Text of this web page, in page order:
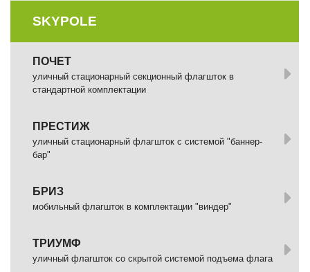
SKYPOLE
ПОЧЕТ
уличный стационарный секционный флагшток в
стандартной комплектации
ПРЕСТИЖ
уличный стационарный флагшток с системой "баннер-
бар"
БРИЗ
мобильный флагшток в комплектации "виндер"
ТРИУМФ
уличный флагшток со скрытой системой подъема флага